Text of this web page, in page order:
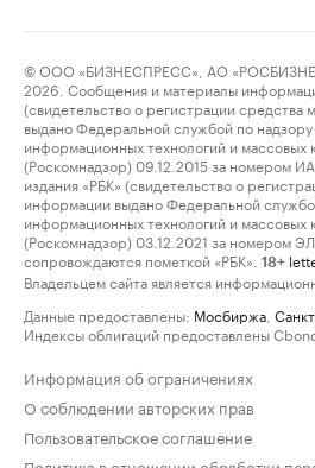
© ООО «БИЗНЕСПРЕСС», АО
2026. Сообщения и материалы
(свидетельство о регистрации
выдано Федеральной службой по надзору
информационных технологий и массовых
(Роскомнадзор) 09.12.2015 за номером
издания «РБК» (свидетельство о
информации выдано Федеральной
информационных технологий и массовых
(Роскомнадзор) 03.12.2021 за номером
сопровождаются пометкой «РБК».
18+
Владельцем сайта является
Данные предоставлены: Мосбиржа
Индексы облигаций предоставлены
Информация об ограничениях
О соблюдении авторских прав
Пользовательское соглашение